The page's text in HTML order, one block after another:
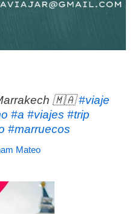
🇲🇦#viaje
#a #viajes #trip
#marruecos
Mateo